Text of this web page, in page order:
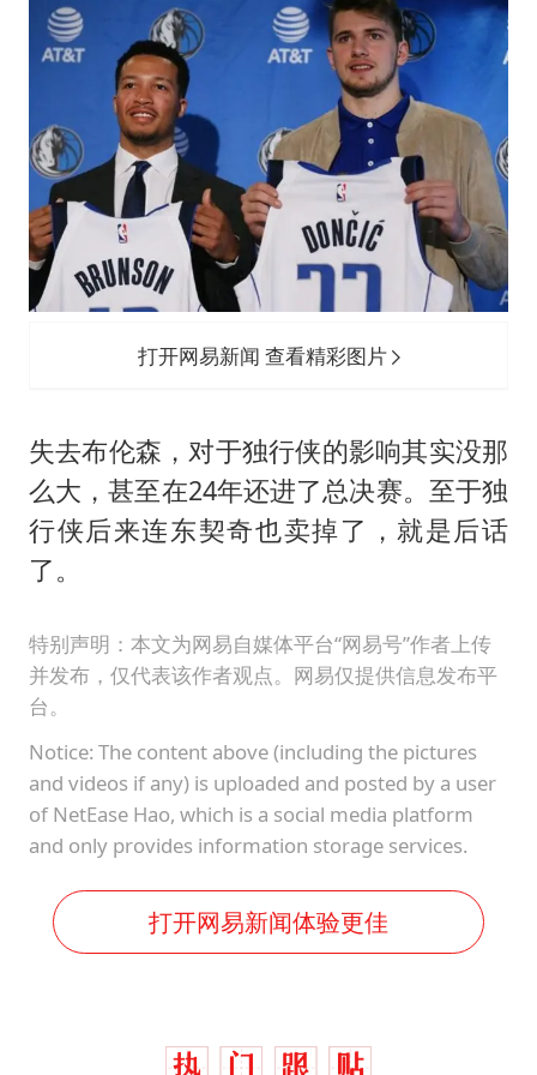
打开网易新闻 查看精彩图片
失去布伦森，对于独行侠的影响其实没那
么大，甚至在24年还进了总决赛。至于独
行侠后来连东契奇也卖掉了，就是后话
了。
特别声明：本文为网易自媒体平台“网易号”作者上传
并发布，仅代表该作者观点。网易仅提供信息发布平
台。
Notice: The content above (including the pictures
and videos if any) is uploaded and posted by a user
of NetEase Hao, which is a social media platform
and only provides information storage services.
打开网易新闻体验更佳